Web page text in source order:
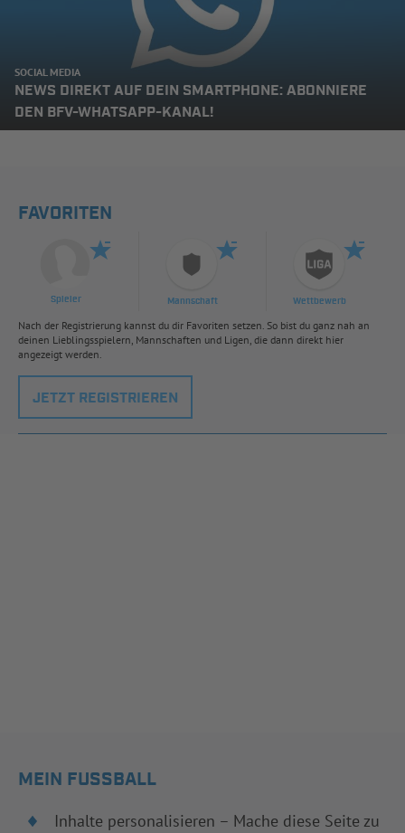
SOCIAL MEDIA
NEWS DIREKT AUF DEIN SMARTPHONE: ABONNIERE
DEN BFV-WHATSAPP-KANAL!
FAVORITEN
Spieler Mannschaft Wettbewerb
Nach der Registrierung kannst du dir Favoriten setzen. So bist du ganz nah an
deinen Lieblingsspielern, Mannschaften und Ligen, die dann direkt hier
angezeigt werden.
JETZT REGISTRIEREN
MEIN FUSSBALL
Inhalte personalisieren – Mache diese Seite zu